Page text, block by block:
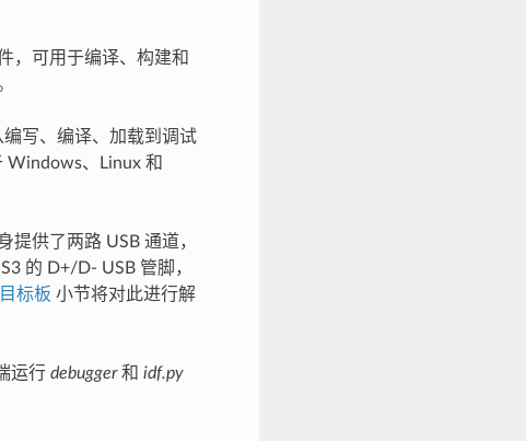
，可用于编译、构建和
写、编译、加载到调试
Windows、Linux 和
提供了两路 USB 通道，
的 D+/D- USB 管脚，
标板 小节将对此进行解
运行 debugger和 idf.py